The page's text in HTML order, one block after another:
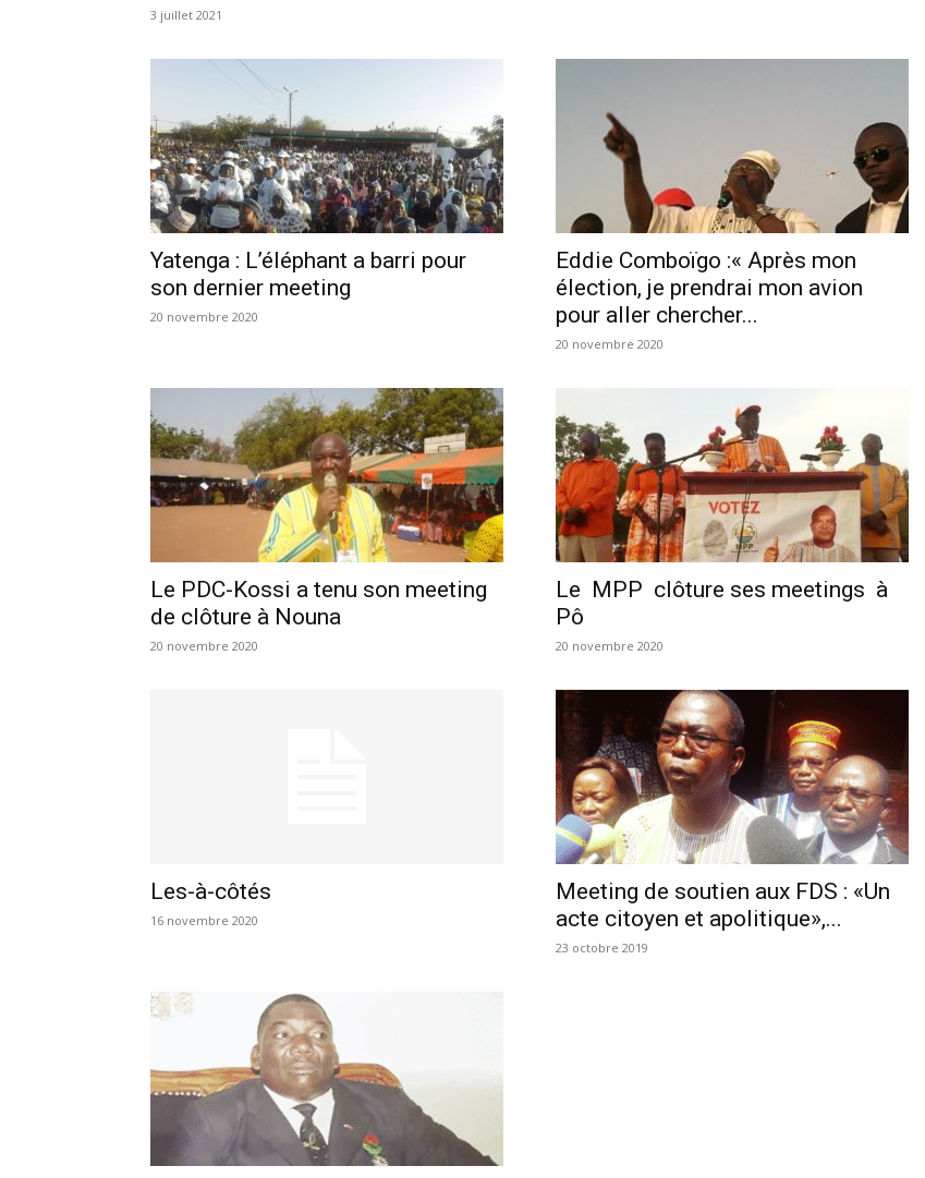
3 juillet 2021
Yatenga : L’éléphant a barri pour
son dernier meeting
20 novembre 2020
Eddie Comboïgo :« Après mon
élection, je prendrai mon avion
pour aller chercher...
20 novembre 2020
Le PDC-Kossi a tenu son meeting
de clôture à Nouna
20 novembre 2020
Le MPP clôture ses meetings à
Pô
20 novembre 2020
Les-à-côtés
16 novembre 2020
Meeting de soutien aux FDS : «Un
acte citoyen et apolitique»,...
23 octobre 2019